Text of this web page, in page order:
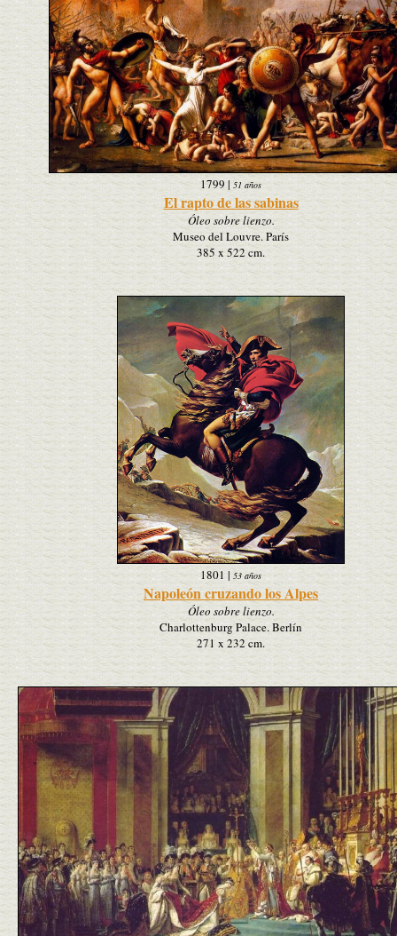
1799 | 51 años
El rapto de las sabinas
Óleo sobre lienzo.
Museo del Louvre. París
385 x 522 cm.
1801 | 53 años
Napoleón cruzando los Alpes
Óleo sobre lienzo.
Charlottenburg Palace. Berlín
271 x 232 cm.